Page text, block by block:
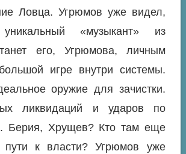
Ловца. Угрюмов уже видел,
«музыкант» из
его, Угрюмова, личным
игре внутри системы.
оружие для зачистки.
ликвидаций и ударов по
Берия, Хрущев? Кто там еще
пути к власти? Угрюмов уже